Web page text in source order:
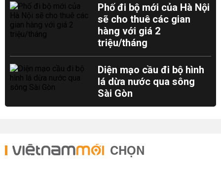
Phố đi bộ mới của Hà Nội
sẽ cho thuê các gian
hàng với giá 2
triệu/tháng
Diện mạo cầu đi bộ hình
lá dừa nước qua sông
Sài Gòn
CHỌN